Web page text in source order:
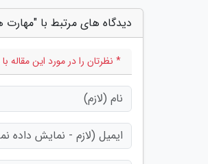
دیدگاه های مرتبط با "مهارت هایی که بعد از
* نظرتان را در مورد این مقاله